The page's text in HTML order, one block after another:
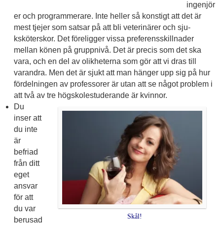
ingenjör
er och program­mera­re. Inte heller så konstigt att det är
mest tjejer som satsar på att bli veterinärer och sju­
ksköter­skor. Det föreligger vissa preferens­skillnader
mellan könen på gruppnivå. Det är precis som det ska
vara, och en del av olikheterna som gör att vi dras till
varandra. Men det är sjukt att man hänger upp sig på hur
fördelningen av professorer är utan att se något problem i
att två av tre högskole­studerande är kvinnor.
Skål!
Du
inser att
du inte
är
befriad
från ditt
eget
ansvar
för att
du var
berusad